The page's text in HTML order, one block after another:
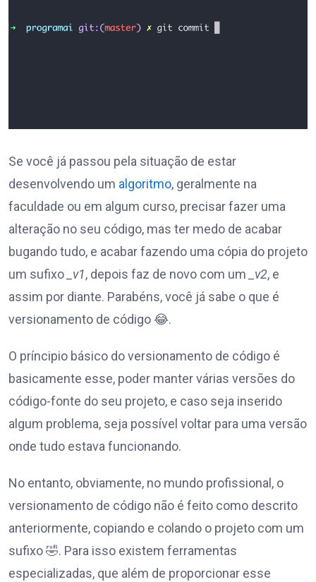
Se você já passou pela situação de estar
desenvolvendo um algoritmo, geralmente na
faculdade ou em algum curso, precisar fazer uma
alteração no seu código, mas ter medo de acabar
bugando tudo, e acabar fazendo uma cópia do projeto
um sufixo
_v1, depois faz de novo com um _v2, e
assim por diante. Parabéns, você já sabe o que é
versionamento de código 😂.
O príncipio básico do versionamento de código é
basicamente esse, poder manter várias versões do
código-fonte do seu projeto, e caso seja inserido
algum problema, seja possível voltar para uma versão
onde tudo estava funcionando.
No entanto, obviamente, no mundo profissional, o
versionamento de código não é feito como descrito
anteriormente, copiando e colando o projeto com um
sufixo 🤣. Para isso existem ferramentas
especializadas, que além de proporcionar esse